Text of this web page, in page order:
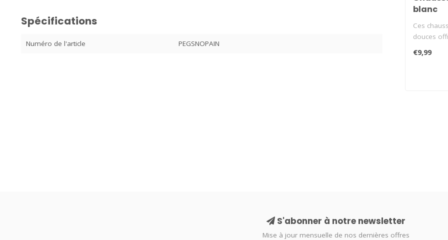
Spécifications
Numéro de l'article PEGSNOPAIN
blanc
Ces
douces
€9,99
S'abonner à notre newsletter
Mise à jour mensuelle de nos dernières offres